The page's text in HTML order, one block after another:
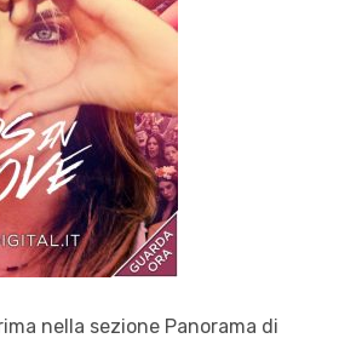
nella sezione Panorama di